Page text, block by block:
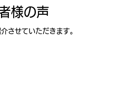
様の声
させていただきます。